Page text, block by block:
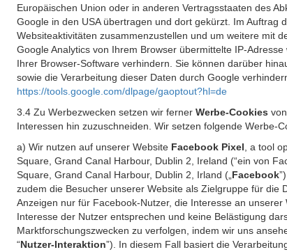
Europäischen Union oder in anderen Vertragsstaaten des
Google in den USA übertragen und dort gekürzt. Im
Websiteaktivitäten zusammenzustellen und um weitere mit
Google Analytics von Ihrem Browser übermittelte IP-
Ihrer Browser-Software verhindern. Sie können darüber
sowie die Verarbeitung dieser Daten durch Google
https://tools.google.com/dlpage/gaoptout?hl=de
3.4 Zu Werbezwecken setzen wir ferner Werbe-Cookies
Interessen hin zuzuschneiden. Wir setzen folgende Werbe-
a) Wir nutzen auf unserer Website Facebook Pixel , a tool
Square, Grand Canal Harbour, Dublin 2, Ireland (“ein von
Square, Grand Canal Harbour, Dublin 2, Irland („ Facebook
zudem die Besucher unserer Website als Zielgruppe für
Anzeigen nur für Facebook-Nutzer, die Interesse an
Interesse der Nutzer entsprechen und keine Belästigung
Marktforschungszwecken zu verfolgen, indem wir uns
“Nutzer-Interaktion”). In diesem Fall basiert die